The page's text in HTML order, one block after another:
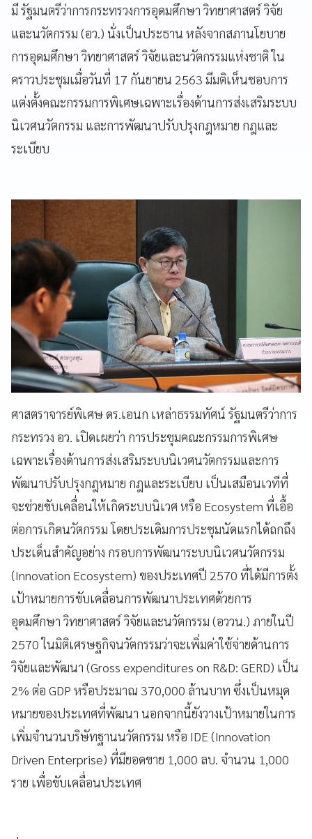
มี รัฐมนตรีว่าการกระทรวงการอุดมศึกษา วิทยาศาสตร์ วิจัย
และนวัตกรรม (อว.) นั่งเป็นประธาน หลังจากสภานโยบาย
การอุดมศึกษา วิทยาศาสตร์ วิจัยและนวัตกรรมแห่งชาติ ใน
คราวประชุมเมื่อวันที่ 17 กันยายน 2563 มีมติเห็นชอบการ
แต่งตั้งคณะกรรมการพิเศษเฉพาะเรื่องด้านการส่งเสริมระบบ
นิเวศนวัตกรรม และการพัฒนาปรับปรุงกฎหมาย กฎและ
ระเบียบ
ศาสตราจารย์พิเศษ ดร. เอนก เหล่าธรรมทัศน์ รัฐมนตรีว่าการ
กระทรวง อว เปิดเผยว่า การประชุมคณะกรรมการพิเศษ
เฉพาะเรื่องด้านการส่งเสริมระบบนิเวศนวัตกรรมและการ
พัฒนาปรับปรุงกฎหมาย กฎและระเบียบ เป็นเสมือนเวทีที่
จะช่วยขับเคลื่อนให้เกิดระบบนิเวศ หรือ Ecosystem ที่เอื้อ
ต่อการเกิดนวัตกรรม โดยประเดิมการประชุมนัดแรกได้ถกถึง
ประเด็นสำคัญอย่าง กรอบการพัฒนาระบบนิเวศนวัตกรรม
(Innovation Ecosystem) ของประเทศปี 2570 ที่ได้มีการตั้ง
เป้าหมายการขับเคลื่อนการพัฒนาประเทศด้วยการ
อุดมศึกษา วิทยาศาสตร์ วิจัยและนวัตกรรม (อววน.) ภายในปี
2570ในมิติเศรษฐกิจนวัตกรรมว่าจะเพิ่มค่าใช้จ่ายด้านการ
วิจัยและพัฒนา (Gross expenditures on R&D: GERD) เป็น
2% ต่อ GDP หรือประมาณ 370,000 ล้านบาท ซึ่งเป็นหมุด
หมายของประเทศที่พัฒนา นอกจากนี้ยังวางเป้าหมายในการ
เพิ่มจำนวนบริษัทฐานนวัตกรรม หรือ IDE (Innovation
Driven Enterprise) ที่มียอดขาย 1,000 ลบ จำนวน 1,000
ราย เพื่อขับเคลื่อนประเทศ